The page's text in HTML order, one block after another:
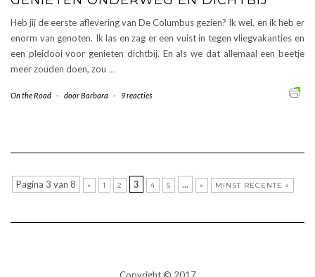
Heb jij de eerste aflevering van De Columbus gezien? Ik wel, en ik heb er
enorm van genoten. Ik las en zag er een vuist in tegen vliegvakanties en
een pleidooi voor genieten dichtbij. En als we dat allemaal een beetje
meer zouden doen, zou …
On the Road - doorBarbara - 9 reacties
Pagina 3 van 8 « 1 2 3 4 5 ... » MINST RECENTE »
Copyright © 2017